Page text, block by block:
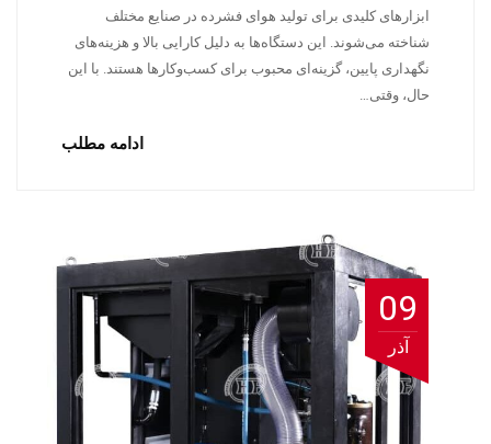
ابزارهای کلیدی برای تولید هوای فشرده در صنایع مختلف
شناخته می‌شوند. این دستگاه‌ها به دلیل کارایی بالا و هزینه‌های
نگهداری پایین، گزینه‌ای محبوب برای کسب‌وکارها هستند. با این
حال، وقتی…
ادامه مطلب
09
آذر